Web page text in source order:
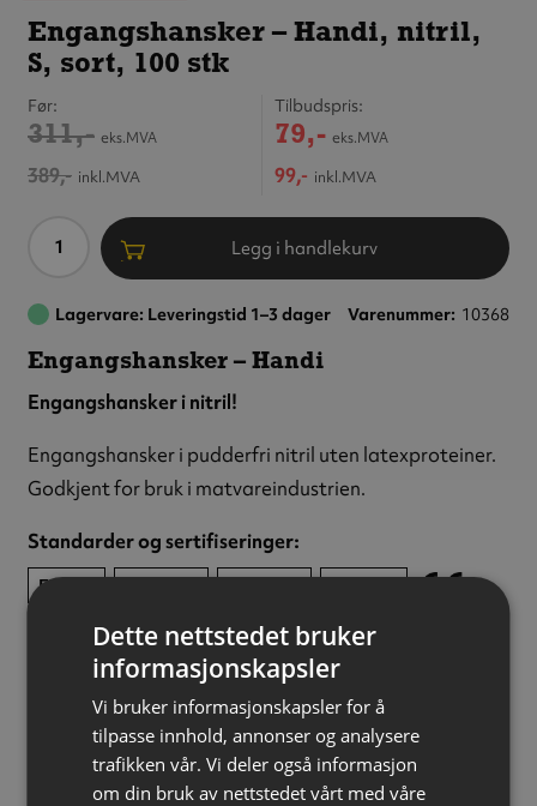
sort, 100 stk
Engangshansker – Handi, nitril,
S, sort, 100 stk
Tilbudspris
79,- eks.MVA
99,- inkl.MVA
Før
311,- eks.MVA
389,- inkl.MVA
Antall Legg i handlekurv
Lagervare: Leveringstid 1–3 dager Varenummer 10368
Engangshansker – Handi
Engangshansker i nitril!
Engangshansker i pudderfri nitril uten latexproteiner.
Godkjent for bruk i matvareindustrien.
Standarder og sertifiseringer:
EN 374
Sort
Størrelse: Small
Materiale:Nitril
Tykkelse:0,11 mm
Forpakning:Pk á 100 stk
Dette nettstedet bruker
informasjonskapsler
Vi bruker informasjonskapsler for å
tilpasse innhold, annonser og analysere
trafikken vår. Vi deler også informasjon
om din bruk av nettstedet vårt med våre